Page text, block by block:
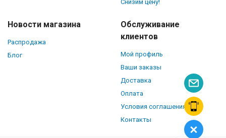
Снизим цену!
Новости магазина
Распродажа
Блог
Обслуживание
клиентов
Мой профиль
Ваши заказы
Доставка
Оплата
Условия соглашения
Контакты